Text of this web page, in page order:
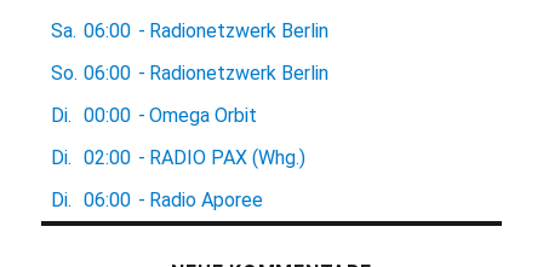
Sa. 06:00 - Radionetzwerk Berlin
So. 06:00 - Radionetzwerk Berlin
Di.
00:00 - Omega Orbit
Di.
02:00 - RADIO PAX (Whg.)
Di.
06:00 - Radio Aporee